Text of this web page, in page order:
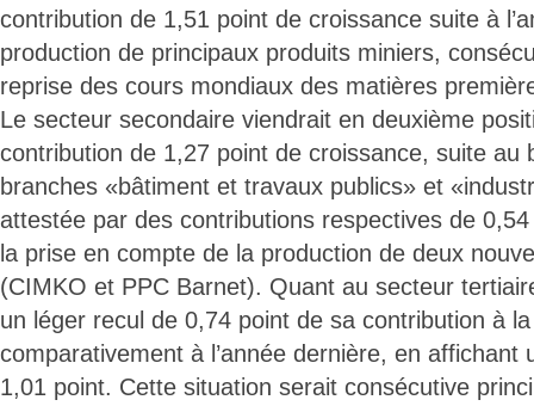
contribution de 1,51 point de croissance suite à
production de principaux produits miniers,
reprise des cours mondiaux des matières
Le secteur secondaire viendrait en deuxième
contribution de 1,27 point de croissance, suite au
branches «bâtiment et travaux publics» et
attestée par des contributions respectives de
la prise en compte de la production de deux
(CIMKO et PPC Barnet). Quant au secteur
un léger recul de 0,74 point de sa contribution à
comparativement à l’année dernière, en affichant
1,01 point. Cette situation serait consécutive